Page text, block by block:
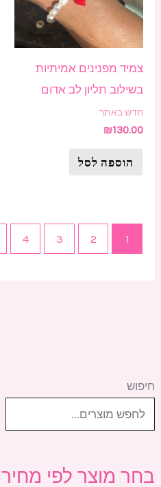
חיפוש
בחר מוצר לפי מחיר
צמיד מפנינים אמיתיות
בשילוב תליון לב אדום
חדש באתר
₪130.00
הוספה לסל
1
2
3
4